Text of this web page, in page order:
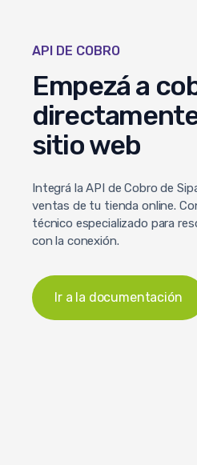
API DE COBRO
Empezá a
sitio web
Integrá la API de Cobro de
ventas de tu tienda online.
técnico especializado para
con la conexión.
Ir a la documentación